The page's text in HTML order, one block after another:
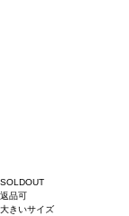
SOLDOUT
返品可
大きいサイズ